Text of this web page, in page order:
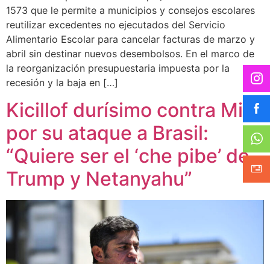
1573 que le permite a municipios y consejos escolares
reutilizar excedentes no ejecutados del Servicio
Alimentario Escolar para cancelar facturas de marzo y
abril sin destinar nuevos desembolsos. En el marco de
la reorganización presupuestaria impuesta por la
recesión y la baja en […]
Kicillof durísimo contra Milei
por su ataque a Brasil:
“Quiere ser el ‘che pibe’ de
Trump y Netanyahu”